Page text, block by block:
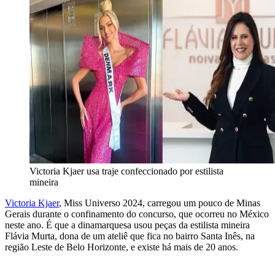
Victoria Kjaer usa traje confeccionado por estilista
mineira
Victoria Kjaer, Miss Universo 2024, carregou um pouco de Minas
Gerais durante o confinamento do concurso, que ocorreu no México
neste ano. É que a dinamarquesa usou peças da estilista mineira
Flávia Murta, dona de um ateliê que fica no bairro Santa Inês, na
região Leste de Belo Horizonte, e existe há mais de 20 anos.